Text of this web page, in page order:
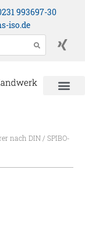
993697-30
iso.de
nach DIN/ SPIBO-